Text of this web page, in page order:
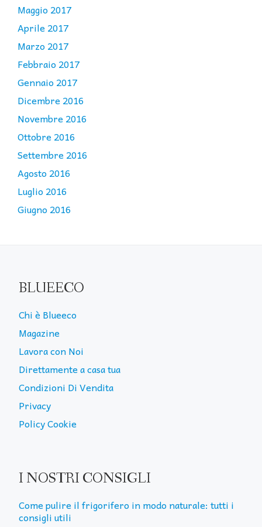
Maggio 2017
Aprile 2017
Marzo 2017
Febbraio 2017
Gennaio 2017
Dicembre 2016
Novembre 2016
Ottobre 2016
Settembre 2016
Agosto 2016
Luglio 2016
Giugno 2016
BLUEECO
Chi è Blueeco
Magazine
Lavora con Noi
Direttamente a casa tua
Condizioni Di Vendita
Privacy
Policy Cookie
I NOSTRI CONSIGLI
Come pulire il frigorifero in modo naturale: tutti i
consigli utili